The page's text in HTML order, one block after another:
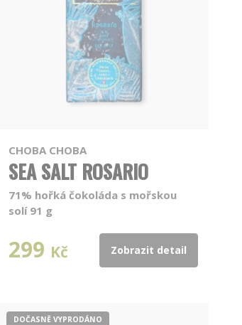
CHOBA CHOBA
SEA SALT ROSARIO
71% hořká čokoláda s mořskou
solí 91 g
299 Kč Zobrazit detail
DOČASNĚ VYPRODÁNO